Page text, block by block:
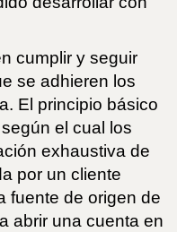
cumplir y seguir
se adhieren los
El principio básico
el cual los
exhaustiva de
por un cliente
fuente de origen de
abrir una cuenta en